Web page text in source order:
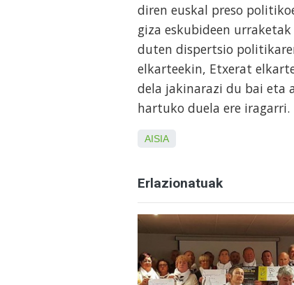
diren euskal preso
giza eskubideen
duten dispertsio
elkarteekin, Etxerat
dela jakinarazi du bai eta
hartuko duela ere
AISIA
Erlazionatuak